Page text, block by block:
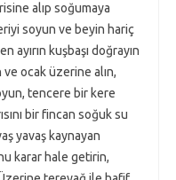
alıp soğumaya
soyun ve beyin hariç
ayırın kuşbaşı doğrayın
ocak üzerine alın,
tencere bir kere
bir fincan soğuk su
yavaş kaynayan
karar hale getirin,